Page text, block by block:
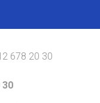
678 20 30
30